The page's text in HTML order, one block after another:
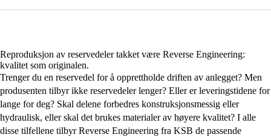
Reproduksjon av reservedeler takket være Reverse Engineering:
kvalitet som originalen.
Trenger du en reservedel for å opprettholde driften av anlegget? Men
produsenten tilbyr ikke reservedeler lenger? Eller er leveringstidene for
lange for deg? Skal delene forbedres konstruksjonsmessig eller
hydraulisk, eller skal det brukes materialer av høyere kvalitet? I alle
disse tilfellene tilbyr Reverse Engineering fra KSB de passende